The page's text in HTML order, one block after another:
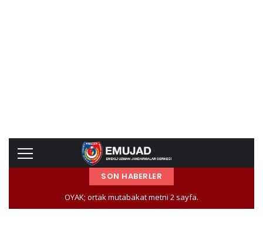
SON HABERLER
OYAK; ortak mutabakat metni 2 sayfa.